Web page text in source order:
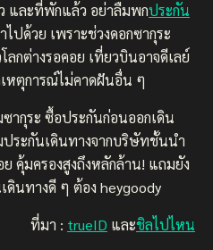
และที่พักแล้ว อย่าลืมพกประกัน
ไปด้วย เพราะช่วงดอกซากุระ
กต่างรอคอย เที่ยวบินอาจดีเลย์
เหตุการณ์ไม่คาดฝันอื่น ๆ
ากุระ ซื้อประกันก่อนออกเดิน
ประกันเดินทางจากบริษัทชั้นนำ
คุ้มครองสูงถึงหลักล้าน! แถมยัง
ดินทางดี ๆ ต้อง heygoody
ที่มา : trueID และชิลไปไหน